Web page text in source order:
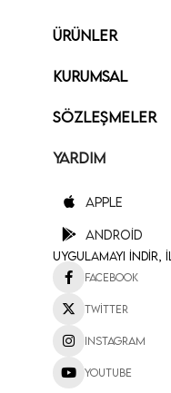
ÜRÜNLER
KURUMSAL
SÖZLEŞMELER
YARDIM
Apple
Android
Uygulamayı İndir,
Facebook
Twitter
Instagram
Youtube